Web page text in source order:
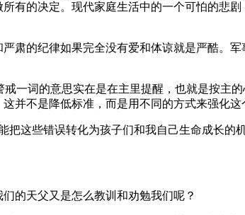
有的决定。现代家庭生活中的一个可怕的悲
肃的纪律如果完全没有爱和体谅就是严酷。
一词的意思实在是在主里提醒，也就是按主
并不是降低标准，而是用不同的方式来强化这
这些错误转化为孩子们和我自己生命成长的机
的天父又是怎么教训和劝勉我们呢？